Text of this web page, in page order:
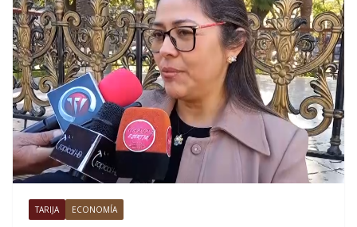
TARIJA ECONOMÍA